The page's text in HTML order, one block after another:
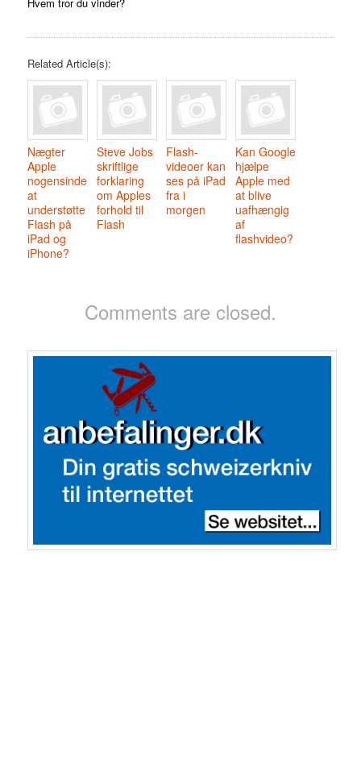
Hvem tror du vinder?
Related Article(s):
Nægter
Apple
nogensinde
at
understøtte
Flash på
iPad og
iPhone?
Steve Jobs
skriftlige
forklaring
om Apples
forhold til
Flash
Flash-
videoer kan
ses på iPad
fra i
morgen
Kan Google
hjælpe
Apple med
at blive
uafhængig
af
flashvideo?
Comments are closed.